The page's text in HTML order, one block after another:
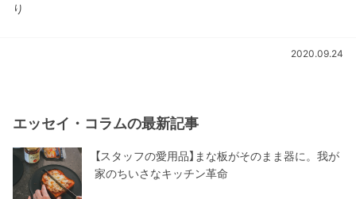
り
2020.09.24
エッセイ・コラムの最新記事
【スタッフの愛用品】まな板がそのまま器に。我が
家のちいさなキッチン革命